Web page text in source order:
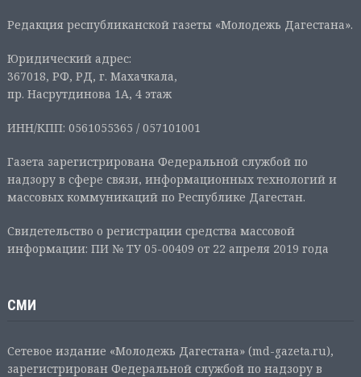
Редакция республиканской газеты «Молодежь Дагестана».
Юридический адрес:
367018, РФ, РД, г. Махачкала,
пр. Насрутдинова 1А, 4 этаж
ИНН/КПП: 0561055365 / 057101001
Газета зарегистрирована Федеральной службой по
надзору в сфере связи, информационных технологий и
массовых коммуникаций по Республике Дагестан.
Свидетельство о регистрации средства массовой
информации: ПИ № ТУ 05-00409 от 22 апреля 2019 года
СМИ
Сетевое издание «Молодежь Дагестана» (md-gazeta.ru),
зарегистрирован Федеральной службой по надзору в